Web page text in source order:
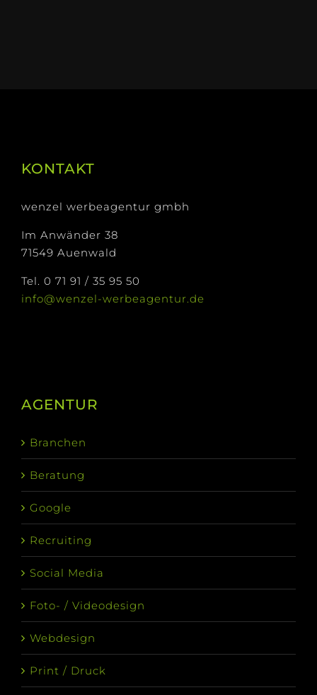
KONTAKT
wenzel werbeagentur gmbh
Im Anwänder 38
71549 Auenwald
Tel. 0 71 91 / 35 95 50
info@wenzel-werbeagentur.de
AGENTUR
Branchen
Beratung
Google
Recruiting
Social Media
Foto- / Videodesign
Webdesign
Print / Druck